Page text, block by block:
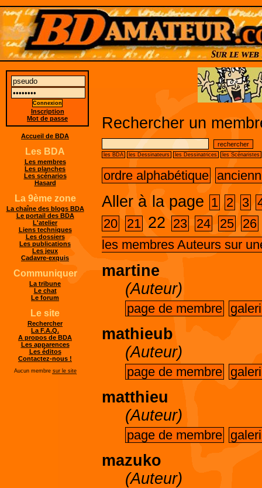
Rechercher un
les BDA les Dessinateurs les Dessinatrices les Scénaristes
ordre alphabétique
Aller à la page 1 2 3
20
21 22 23 24 25
26
les membres Auteurs sur
martine
(Auteur)
page de membre
mathieub
(Auteur)
page de membre
matthieu
(Auteur)
page de membre
mazuko
(Auteur)
Inscription
Mot de passe
Accueil de BDA
Les BDA
Les membres
Les planches
Les scénarios
Hasard
La 9ème zone
La chaîne des blogs BDA
Le portail des BDA
L'atelier
Liens techniques
Les dossiers
Les publications
Les jeux
Cadavre-exquis
Communiquer
La tribune
Le chat
Le forum
Le site
Rechercher
La F.A.Q.
A propos de BDA
Les apparences
Les éditos
Contactez-nous !
Aucun membre sur le site